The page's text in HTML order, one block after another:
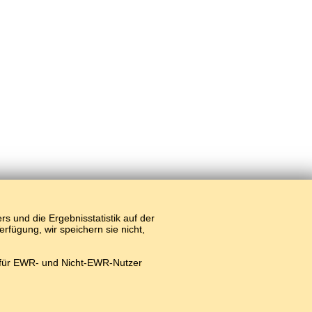
und die Ergebnisstatistik auf der
wir speichern sie nicht,
EWR- und Nicht-EWR-Nutzer